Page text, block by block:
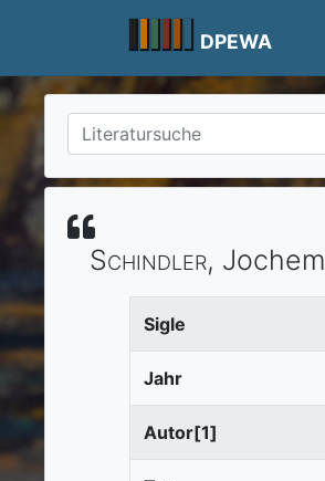
DPEWA
Schindler, Jochem
Sigle
Jahr
Autor[1]